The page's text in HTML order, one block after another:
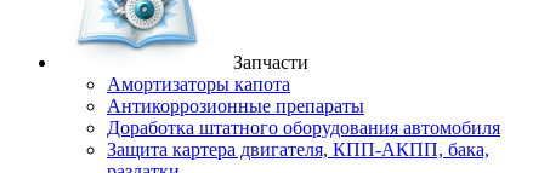
Запчасти
Амортизаторы капота
Антикоррозионные препараты
Доработка штатного оборудования автомобиля
Защита картера двигателя, КПП-АКПП, бака,